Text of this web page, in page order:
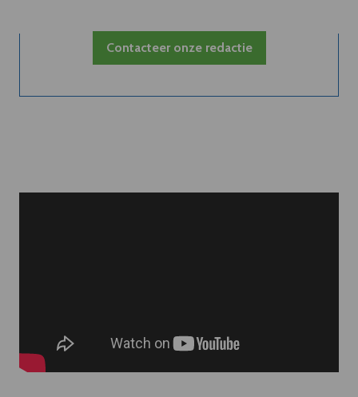
Contacteer onze redactie